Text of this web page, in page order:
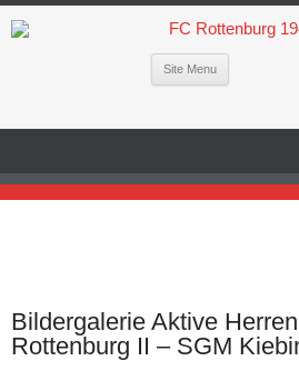
Site Menu
Bildergalerie Aktive
Rottenburg II – SGM